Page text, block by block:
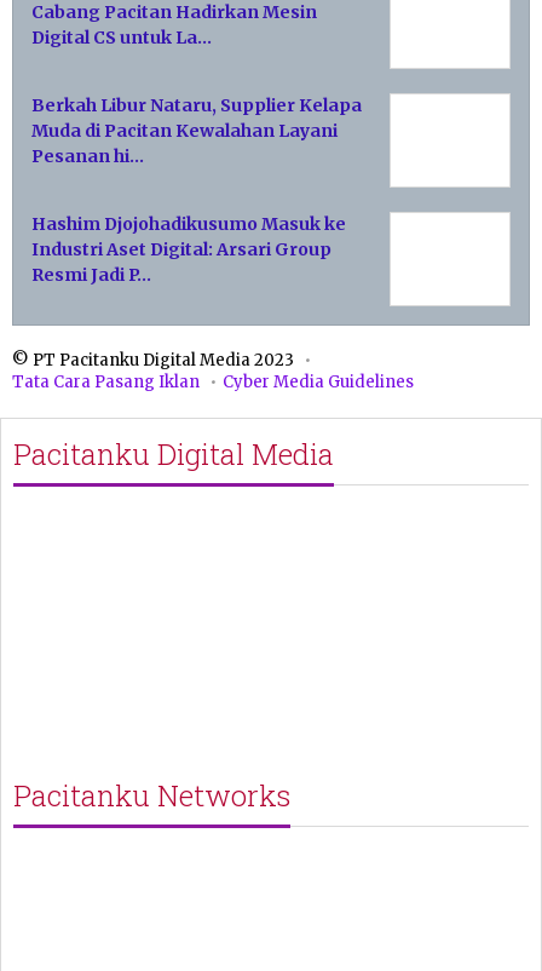
Cabang Pacitan Hadirkan Mesin
Digital CS untuk La…
Berkah Libur Nataru, Supplier Kelapa
Muda di Pacitan Kewalahan Layani
Pesanan hi…
Hashim Djojohadikusumo Masuk ke
Industri Aset Digital: Arsari Group
Resmi Jadi P…
© PT Pacitanku Digital Media 2023
Tata Cara Pasang Iklan
Cyber Media Guidelines
Pacitanku Digital Media
Pacitanku Networks